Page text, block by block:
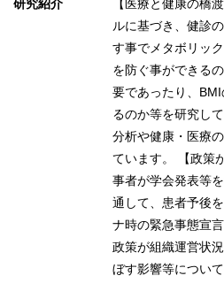
研究紹介
【医療と健康の橋
ルに基づき、健診
す事でメタボリッ
を防ぐ事ができる
要であったり、
るのか等を研究し
分析や健康・医療
ています。 【政策
事者が学会発表等
通して、患者予後
ナ時の緊急事態宣
政策が組織運営状
ぼす影響等につい